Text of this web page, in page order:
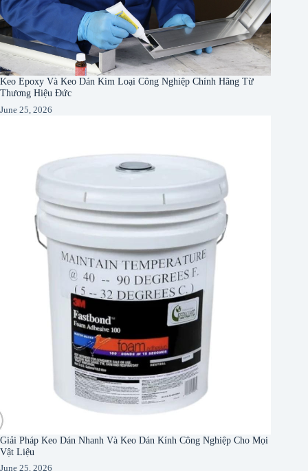
Keo Epoxy Và Keo Dán Kim Loại Công Nghiệp Chính Hãng Từ
Thương Hiệu Đức
June 25, 2026
Giải Pháp Keo Dán Nhanh Và Keo Dán Kính Công Nghiệp Cho Mọi
Vật Liệu
June 25, 2026